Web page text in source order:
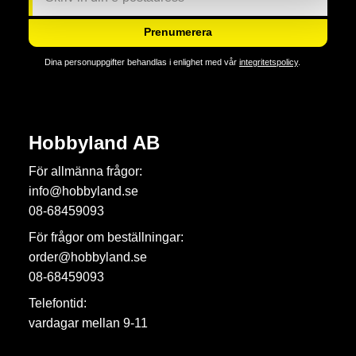
Prenumerera
Dina personuppgifter behandlas i enlighet med vår integritetspolicy.
Hobbyland AB
För allmänna frågor:
info@hobbyland.se
08-68459093
För frågor om beställningar:
order@hobbyland.se
08-68459093
Telefontid:
vardagar mellan 9-11